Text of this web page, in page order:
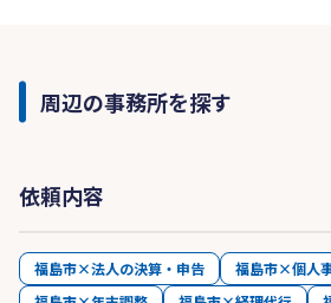
周辺の事務所を探す
依頼内容
福島市×法人の決算・申告
福島市×個人